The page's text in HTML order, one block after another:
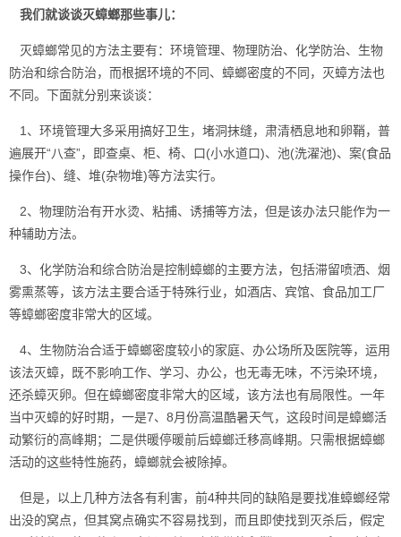
我们就谈谈灭蟑螂那些事儿：
灭蟑螂常见的方法主要有：环境管理、物理防治、化学防治、生物
防治和综合防治，而根据环境的不同、蟑螂密度的不同， 灭蟑方法也
不同。下面就分别来谈谈：
1、环境管理大多采用搞好卫生，堵洞抹缝，肃清栖息地和卵鞘，普
遍展开“八查”，即查桌、柜、椅、口(小水道口)、池(洗濯池)、案(食品
操作台)、缝、堆(杂物堆)等方法实行。
2、物理防治有开水烫、粘捕、诱捕等方法，但是该办法只能作为一
种辅助方法。
3、化学防治和综合防治是控制蟑螂的主要方法，包括滞留喷洒、烟
雾熏蒸等，该方法主要合适于特殊行业，如酒店、宾馆、食品加工厂
等蟑螂密度非常大的区域。
4、生物防治合适于蟑螂密度较小的家庭、办公场所及医院等，运用
该法灭蟑，既不影响工作、学习、办公，也无毒无味，不污染环境，
还杀蟑灭卵。但在蟑螂密度非常大的区域，该方法也有局限性。一年
当中灭蟑的好时期，一是7、8月份高温酷暑天气，这段时间是蟑螂活
动繁衍的高峰期 ；二是供暖停暖前后蟑螂迁移高峰期。只需根据蟑螂
活动的这些特性施药，蟑螂就会被除掉。
但是，以上几种方法各有利害，前4种共同的缺陷是要找准蟑螂经常
出没的窝点，但其窝点确实不容易找到，而且即使找到灭杀后，假定